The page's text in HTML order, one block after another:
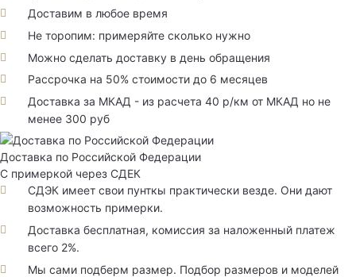
Доставим в любое время
Не торопим: примеряйте сколько нужно
Можно сделать доставку в день обращения
Рассрочка на 50% стоимости до 6 месяцев
Доставка за МКАД - из расчета 40 р/км от МКАД но не
менее 300 руб
Доставка по Российской Федерации
С примеркой через СДЕК
СДЭК имеет свои пунткы практически везде. Они дают
возможность примерки.
Доставка бесплатная, комиссия за наложенный платеж
всего 2%.
Мы сами подберм размер. Подбор размеров и моделей